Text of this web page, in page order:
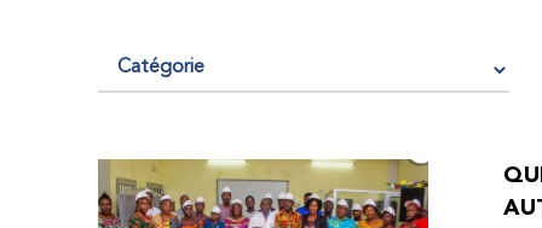
saignements, manquait l’école, était hospitalisé, et a
fini par développer des problèmes très graves aux
par le Programme d’aide humanitaire de la
Fédération mondiale de l’hémophilie qu’il a